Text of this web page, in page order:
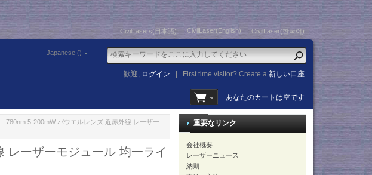
CivilLasers(日本語) CivilLaser(English) CivilLaser(한국어)
Japanese ()
歓迎, ログイン First time visitor? Create a新しい口座
あなたのカートは空です
:: 780nm 5-200mW パウエルレンズ 近赤外線 レーザー
レーザーモジュール 均一ライ
重要なリンク
会社概要
レーザーニュース
納期